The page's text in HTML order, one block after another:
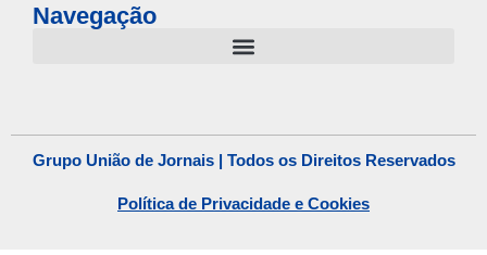
Navegação
Grupo União de Jornais | Todos os Direitos Reservados
Política de Privacidade e Cookies